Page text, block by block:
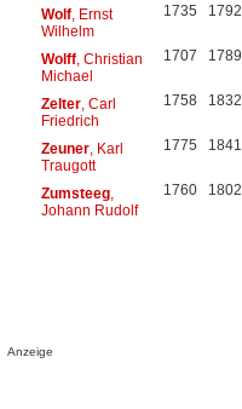
Wolf, Ernst
Wilhelm
1735 1792
Wolff, Christian
Michael
1707 1789
Zelter, Carl
Friedrich
1758 1832
Zeuner, Karl
Traugott
1775 1841
Zumsteeg,
Johann Rudolf
1760 1802
Anzeige